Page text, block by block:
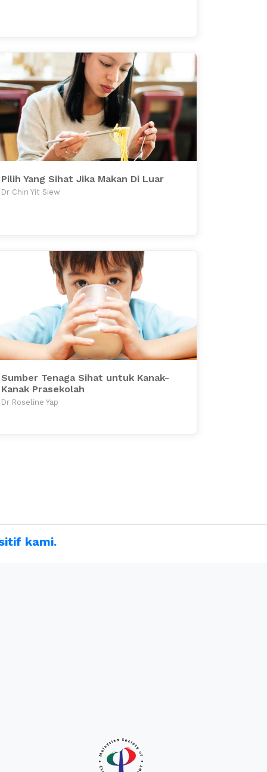
Pilih Yang Sihat Jika Makan Di Luar
Dr Chin Yit Siew
Sumber Tenaga Sihat untuk Kanak-
Kanak Prasekolah
Dr Roseline Yap
kami.